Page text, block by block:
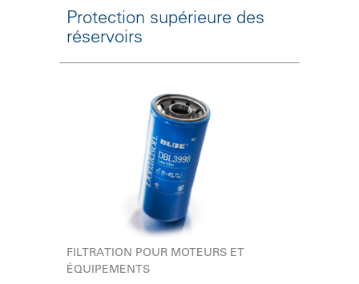
Protection supérieure des
réservoirs
FILTRATION POUR MOTEURS ET
ÉQUIPEMENTS